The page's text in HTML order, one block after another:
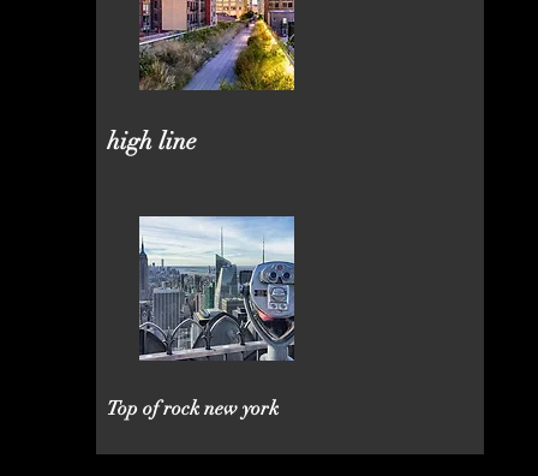
high line
Top of rock new york